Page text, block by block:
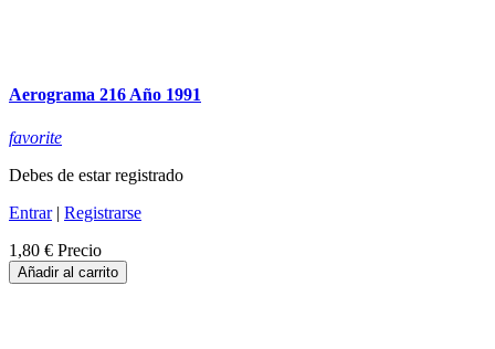
Aerograma 216 Año 1991
favorite
Debes de estar registrado
Entrar| Registrarse
1,80 € Precio
Añadir al carrito